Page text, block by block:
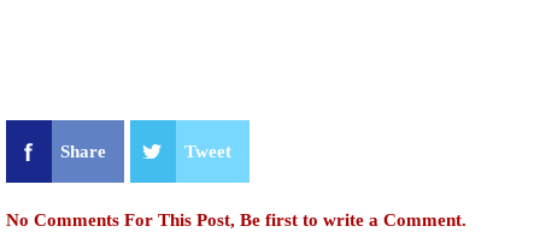
Share Tweet
No Comments For This Post, Be first to write a Comment.